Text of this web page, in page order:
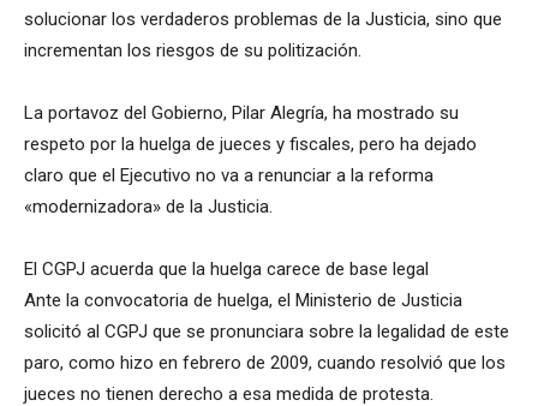
solucionar los verdaderos problemas de la Justicia, sino que
incrementan los riesgos de su politización.
La portavoz del Gobierno, Pilar Alegría, ha mostrado su
respeto por la huelga de jueces y fiscales, pero ha dejado
claro que el Ejecutivo no va a renunciar a la reforma
«modernizadora» de la Justicia.
El CGPJ acuerda que la huelga carece de base legal
Ante la convocatoria de huelga, el Ministerio de Justicia
solicitó al CGPJ que se pronunciara sobre la legalidad de este
paro, como hizo en febrero de 2009, cuando resolvió que los
jueces no tienen derecho a esa medida de protesta.